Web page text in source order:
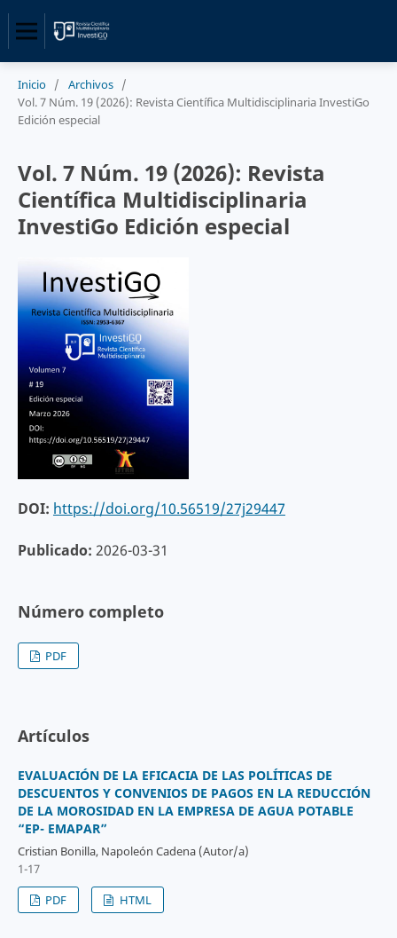
Inicio / Archivos /
Vol. 7 Núm. 19 (2026): Revista Científica Multidisciplinaria InvestiGo
Edición especial
Vol. 7 Núm. 19 (2026): Revista
Científica Multidisciplinaria
InvestiGo Edición especial
DOI: https://doi.org/10.56519/27j29447
Publicado: 2026-03-31
Número completo
PDF
Artículos
EVALUACIÓN DE LA EFICACIA DE LAS POLÍTICAS DE
DESCUENTOS Y CONVENIOS DE PAGOS EN LA REDUCCIÓN
DE LA MOROSIDAD EN LA EMPRESA DE AGUA POTABLE
“EP- EMAPAR”
Cristian Bonilla, Napoleón Cadena (Autor/a)
1-17
PDF
HTML